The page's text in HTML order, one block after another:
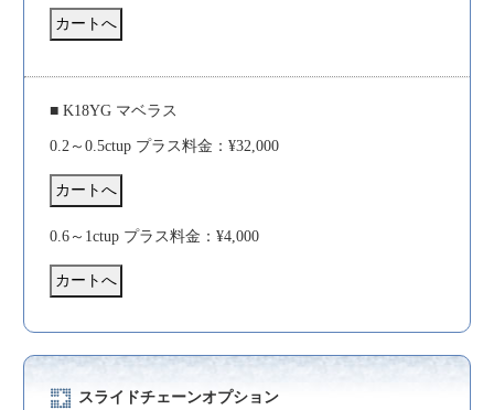
■ K18YG マベラス
0.2～0.5ctup プラス料金：¥32,000
0.6～1ctup プラス料金：¥4,000
スライドチェーンオプション